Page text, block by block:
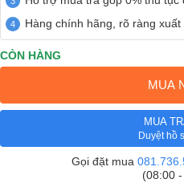
Hàng chính hãng, rõ ràng
CÒN HÀNG
MUA
MUA
Duyệt hồ
Gọi đặt mua
(08:00